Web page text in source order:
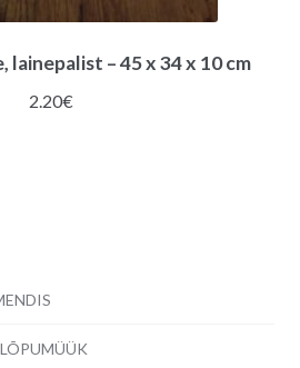
lainepalist – 45 x 34 x 10 cm
2.20€